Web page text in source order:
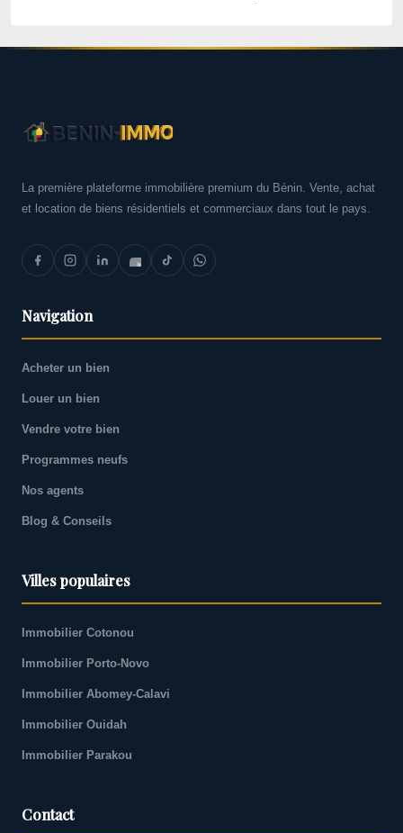
La première plateforme immobilière premium du Bénin. Vente, achat
et location de biens résidentiels et commerciaux dans tout le pays.
Navigation
Acheter un bien
Louer un bien
Vendre votre bien
Programmes neufs
Nos agents
Blog & Conseils
Villes populaires
Immobilier Cotonou
Immobilier Porto-Novo
Immobilier Abomey-Calavi
Immobilier Ouidah
Immobilier Parakou
Contact